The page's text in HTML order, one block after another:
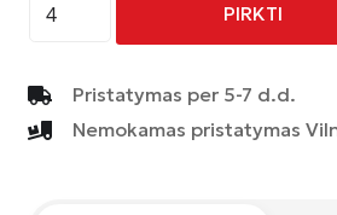
kiekis:
-
AF16
-
PIRKTI
Pristatymas per 5-7 d.d.
Nemokamas pristatymas